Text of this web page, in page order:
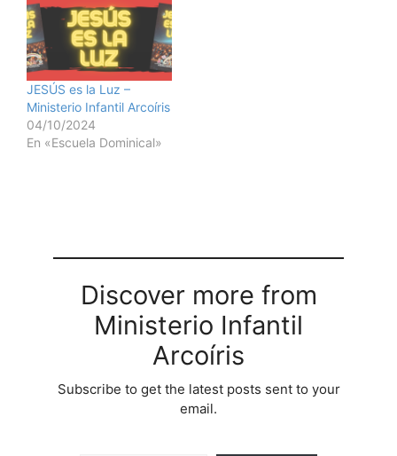
JESÚS es la Luz –
Ministerio Infantil Arcoíris
04/10/2024
En «Escuela Dominical»
Discover more from
Ministerio Infantil
Arcoíris
Subscribe to get the latest posts sent to your
email.